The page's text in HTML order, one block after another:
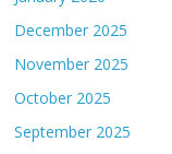
December 2025
November 2025
October 2025
September 2025